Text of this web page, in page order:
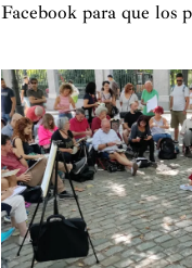
Facebook para que los